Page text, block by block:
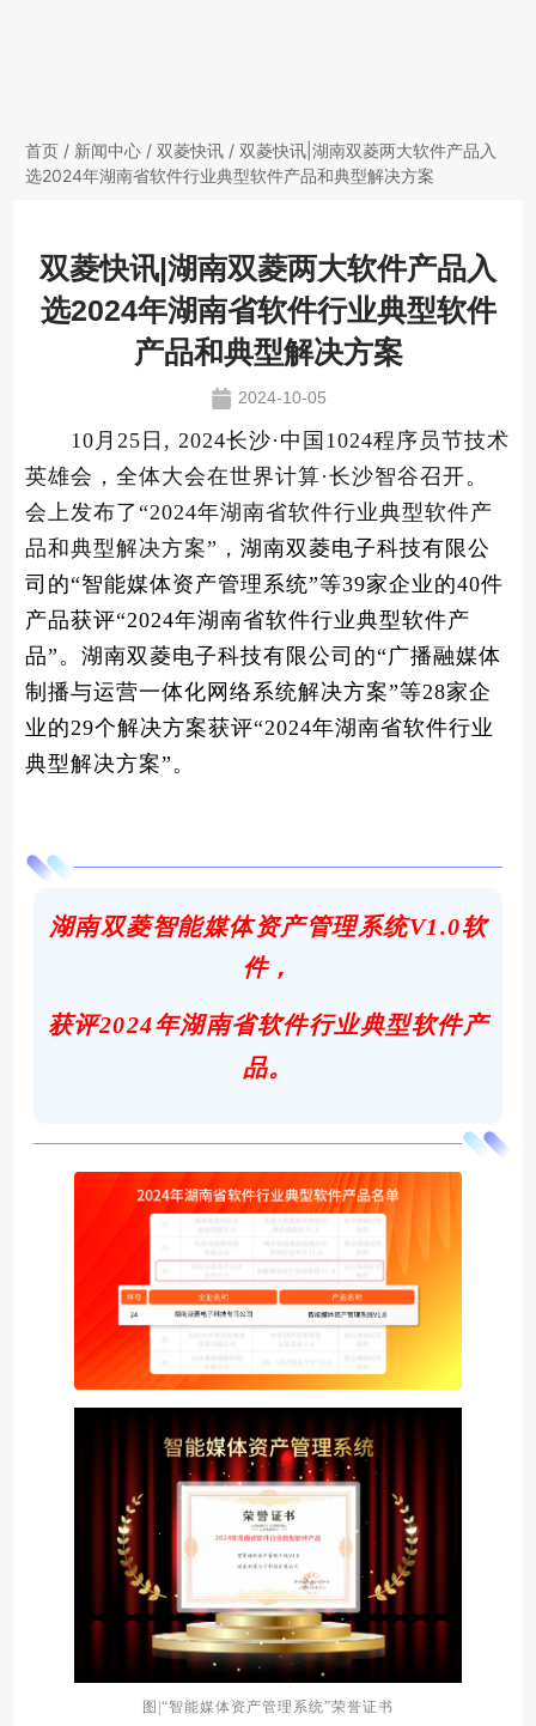
首页/ 新闻中心/ 双菱快讯/ 双菱快讯|湖南双菱两大软件产品入
选2024年湖南省软件行业典型软件产品和典型解决方案
双菱快讯|湖南双菱两大软件产品入
选2024年湖南省软件行业典型软件
产品和典型解决方案
2024-10-05
10月25日, 2024长沙· 中国1024程序员节技术
英雄会，全体大会在世界计算·长沙智谷召开。
会上发布了“2024年湖南省软件行业典型软件产
品和典型解决方案”，湖南双菱电子科技有限公
司的“智能媒体资产管理系统”等39家企业的40件
产品获评“2024年湖南省软件行业典型软件产
品”。湖南双菱电子科技有限公司的“广播融媒体
制播与运营一体化网络系统解决方案”等28家企
业的29个解决方案获评“2024年湖南省软件行业
典型解决方案”。
湖南双菱智能媒体资产管理系统V1.0软
件，
获评2024年湖南省软件行业典型软件产
品。
图|“智能媒体资产管理系统”荣誉证书